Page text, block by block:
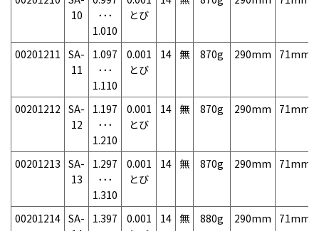
10
･･･
1.010
とび
00201211 SA-
11
1.097
･･･
1.110
0.001
とび
14 無 870g 290mm 71mm
00201212 SA-
12
1.197
･･･
1.210
0.001
とび
14 無 870g 290mm 71mm
00201213 SA-
13
1.297
･･･
1.310
0.001
とび
14 無 870g 290mm 71mm
00201214 SA-
1.397
0.001
14 無 880g 290mm 71mm